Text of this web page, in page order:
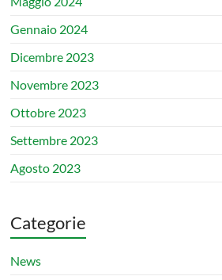
Gennaio 2024
Dicembre 2023
Novembre 2023
Ottobre 2023
Settembre 2023
Agosto 2023
Categorie
News